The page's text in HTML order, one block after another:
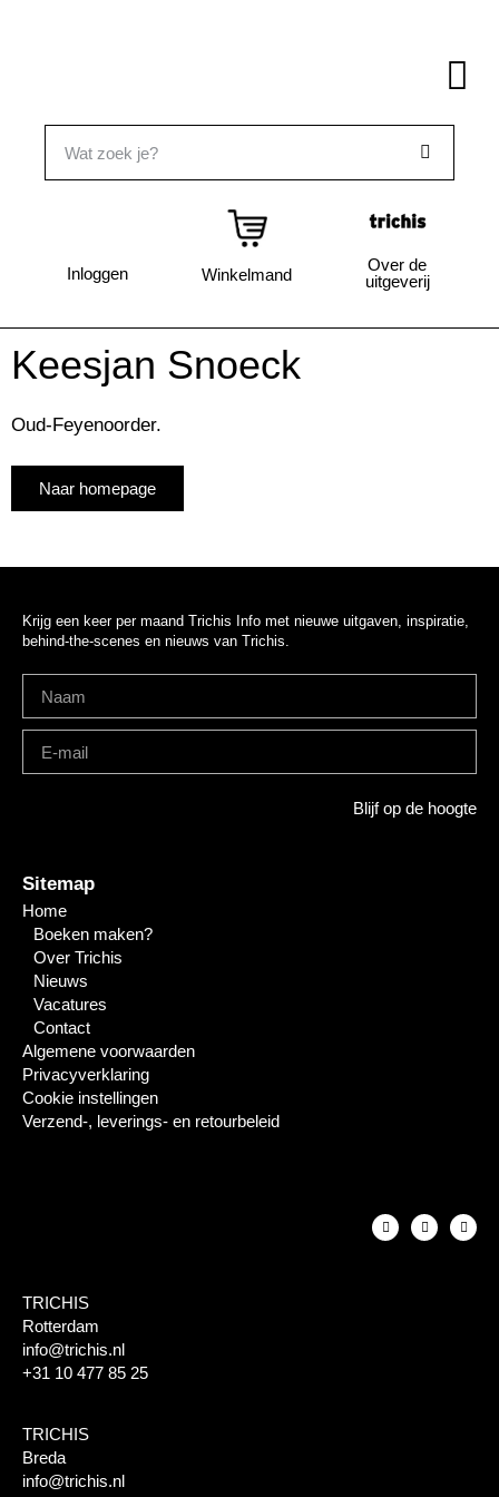
Inloggen Winkelmand
Over de
uitgeverij
Keesjan Snoeck
Oud-Feyenoorder.
Naar homepage
Krijg een keer per maand Trichis Info met nieuwe uitgaven, inspiratie,
behind-the-scenes en nieuws van Trichis.
Blijf op de hoogte
Sitemap
Home
Boeken maken?
Over Trichis
Nieuws
Vacatures
Contact
Algemene voorwaarden
Privacyverklaring
Cookie instellingen
Verzend-, leverings- en retourbeleid
TRICHIS
Rotterdam
info@trichis.nl
+31 10 477 85 25
TRICHIS
Breda
info@trichis.nl